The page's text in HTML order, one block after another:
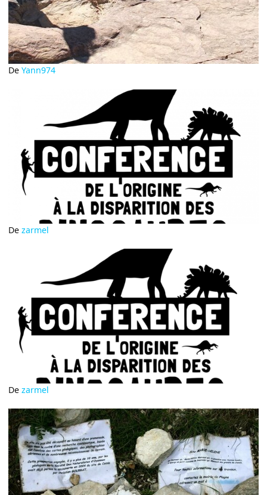
DeYann974
Dezarmel
Dezarmel